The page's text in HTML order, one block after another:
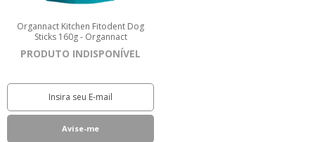
Organnact Kitchen Fitodent Dog
Sticks 160g - Organnact
PRODUTO INDISPONÍVEL